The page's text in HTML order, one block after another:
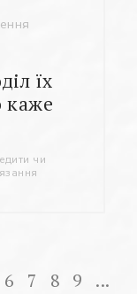
їх
каже
чи
6 7 8 9 ...